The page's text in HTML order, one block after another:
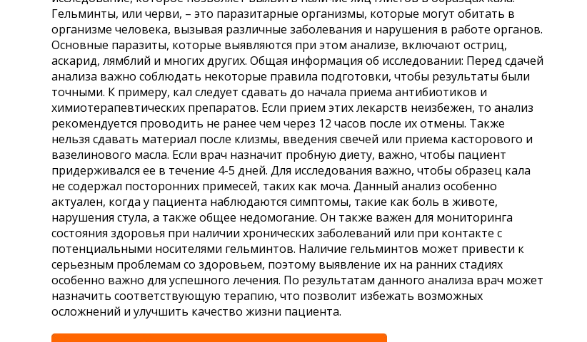
Где сдать
Время работы
Гельминты, или черви, – это паразитарные организмы, которые могут обитать в
организме человека, вызывая различные заболевания и нарушения в работе органов.
Основные паразиты, которые выявляются при этом анализе, включают остриц,
аскарид, лямблий и многих других. Общая информация об исследовании: Перед сдачей
анализа важно соблюдать некоторые правила подготовки, чтобы результаты были
точными. К примеру, кал следует сдавать до начала приема антибиотиков и
химиотерапевтических препаратов. Если прием этих лекарств неизбежен, то анализ
рекомендуется проводить не ранее чем через 12 часов после их отмены. Также
нельзя сдавать материал после клизмы, введения свечей или приема касторового и
вазелинового масла. Если врач назначит пробную диету, важно, чтобы пациент
придерживался ее в течение 4-5 дней. Для исследования важно, чтобы образец кала
не содержал посторонних примесей, таких как моча. Данный анализ особенно
актуален, когда у пациента наблюдаются симптомы, такие как боль в животе,
нарушения стула, а также общее недомогание. Он также важен для мониторинга
состояния здоровья при наличии хронических заболеваний или при контакте с
потенциальными носителями гельминтов. Наличие гельминтов может привести к
серьезным проблемам со здоровьем, поэтому выявление их на ранних стадиях
особенно важно для успешного лечения. По результатам данного анализа врач может
назначить соответствующую терапию, что позволит избежать возможных
осложнений и улучшить качество жизни пациента.